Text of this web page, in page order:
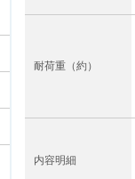
耐荷重（約）
内容明細